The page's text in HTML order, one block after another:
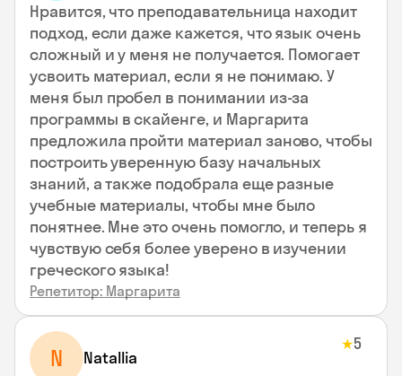
Нравится, что преподавательница находит
подход, если даже кажется, что язык очень
сложный и у меня не получается. Помогает
усвоить материал, если я не понимаю. У
меня был пробел в понимании из-за
программы в скайенге, и Маргарита
предложила пройти материал заново, чтобы
построить уверенную базу начальных
знаний, а также подобрала еще разные
учебные материалы, чтобы мне было
понятнее. Мне это очень помогло, и теперь я
чувствую себя более уверено в изучении
греческого языка!
Репетитор: Маргарита
N Natallia
★5